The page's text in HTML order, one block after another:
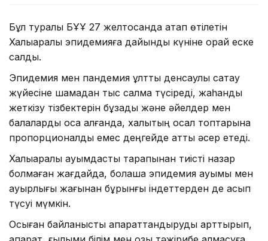
Бұл туралы БҰҰ 27 желтоқсанда атап өтілетін
Халықаралық эпидемияға дайындық күніне орай еске
салды.
Эпидемия мен пандемия ұлттық денсаулық сақтау
жүйесіне шамадан тыс салмақ түсіреді, жаһандық
жеткізу тізбектерін бұзады және әйелдер мен
балаларды қоса алғанда, халықтың осал топтарына
пропорционалды емес деңгейде қатты әсер етеді.
Халықаралық қауымдастық тарапынан тиісті назар
болмаған жағдайда, болашақ эпидемия ауқымы мен
ауырлығы жағынан бұрынғы індеттерден де асып
түсуі мүмкін.
Осыған байланысты ақпараттандыруды арттырып,